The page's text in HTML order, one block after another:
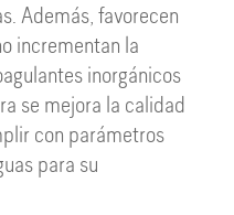
Además, favorecen
incrementan la
inorgánicos
se mejora la calidad
con parámetros
para su